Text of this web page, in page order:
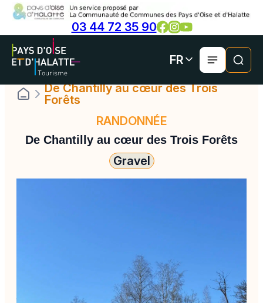
Aller
au
contenu
03 44 72 35 90
FR
De Chantilly au cœur des Trois
Forêts
RANDONNÉE
De Chantilly au cœur des Trois Forêts
Gravel
Panneau de gestion des cookies